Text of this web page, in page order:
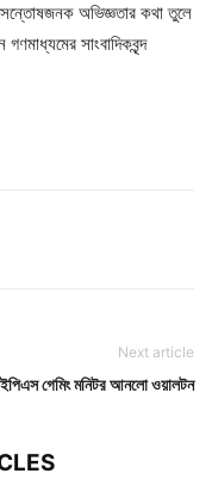
সন্তোষজনক অভিজ্ঞতার কথা তুলে
সাংবাদিকবৃন্দ
Next article
গেমিং মনিটর আনলো ওয়ালটন